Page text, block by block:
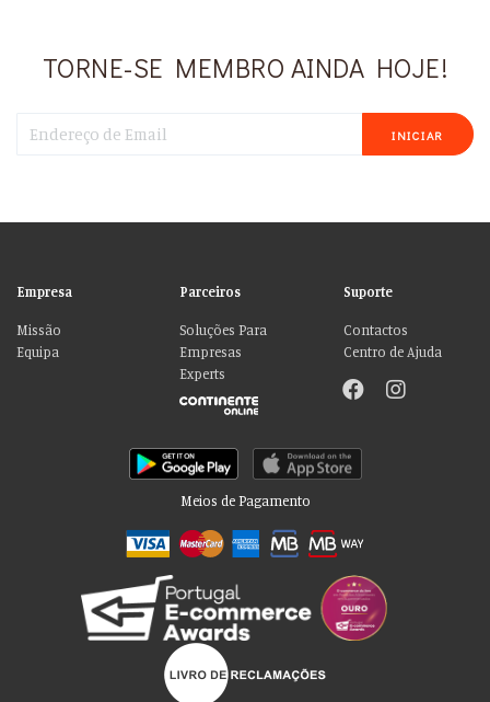
TORNE-SE MEMBRO AINDA HOJE!
INICIAR
Empresa
Missão
Equipa
Parceiros
Soluções Para
Empresas
Experts
Suporte
Contactos
Centro de Ajuda
Meios de Pagamento
Por favor aceite as nossas deliciosas